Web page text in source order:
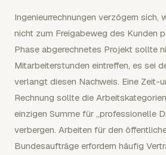
Ingenieurrechnungen verzögern sich,
nicht zum Freigabeweg des Kunden
Phase abgerechnetes Projekt sollte
Mitarbeiterstunden eintreffen, es sei
verlangt diesen Nachweis. Eine Zeit-
Rechnung sollte die
einzigen Summe für „professionelle
verbergen. Arbeiten für den
Bundesaufträge erfordern häufig